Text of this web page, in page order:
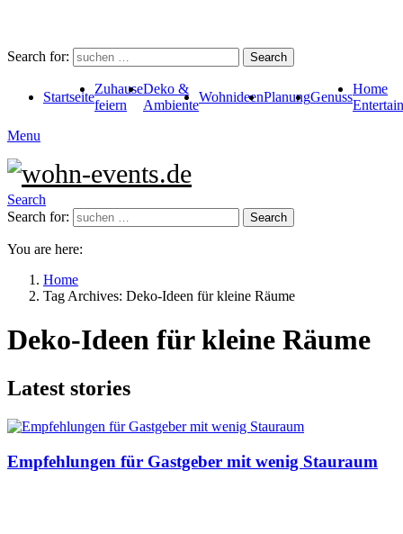
Search for: Search
Startseite
Zuhause
feiern
Deko &
Ambiente
WohnideenPlanungGenuss
Home
Menu
Search
Search for:
Search
You are here:
Home
Tag Archives: Deko-Ideen für kleine Räume
Deko-Ideen für kleine Räume
Latest stories
Empfehlungen für Gastgeber mit wenig Stauraum